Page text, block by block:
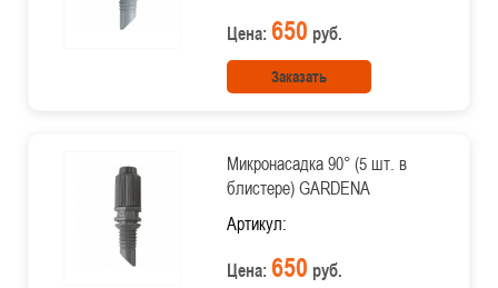
Цена: 650 руб.
Заказать
Микронасадка 90° (5 шт. в
блистере) GARDENA
Артикул:
Цена: 650 руб.